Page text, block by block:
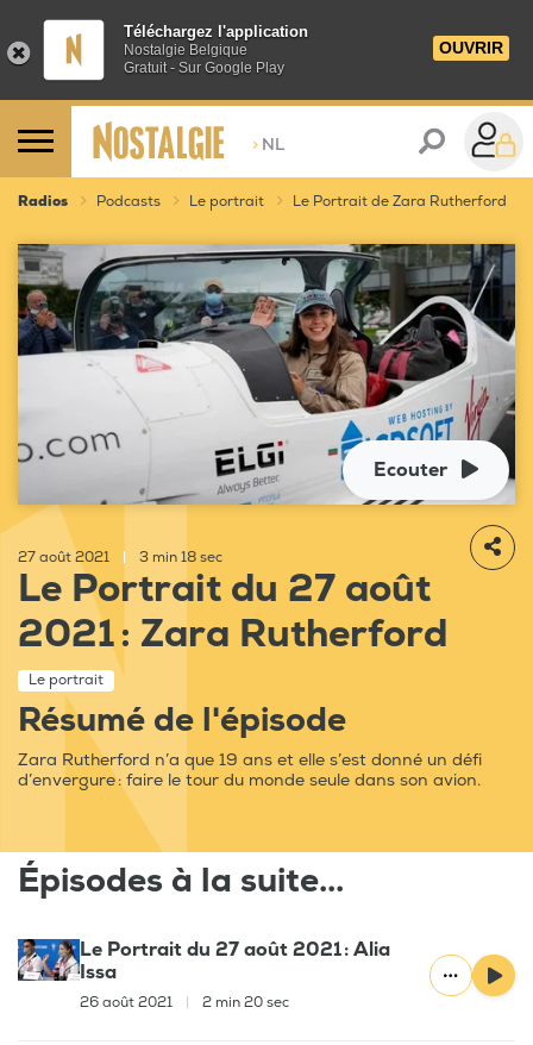
Téléchargez l'application
Nostalgie Belgique
Gratuit - Sur Google Play
OUVRIR
> NL
Radios Podcasts Le portrait Le Portrait de Zara Rutherford
Ecouter
27 août 2021 3 min 18 sec
Le Portrait du 27 août
2021 : Zara Rutherford
Le portrait
Résumé de l'épisode
Zara Rutherford n’a que 19 ans et elle s’est donné un défi
d’envergure : faire le tour du monde seule dans son avion.
Épisodes à la suite...
Le Portrait du 27 août 2021 : Alia
Issa
26 août 2021 2 min 20 sec